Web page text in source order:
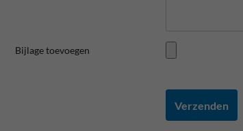
Bijlage toevoegen
Verzenden